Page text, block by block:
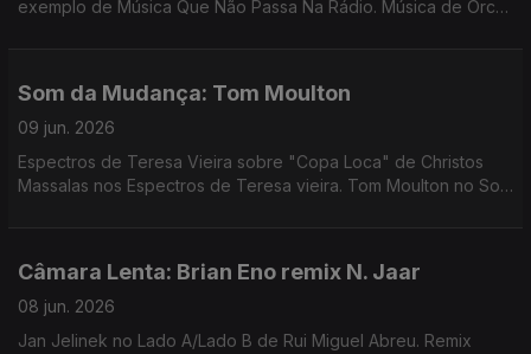
exemplo de Música Que Não Passa Na Rádio. Música de Orca,
Som da Mudança: Tom Moulton
09 jun. 2026
Espectros de Teresa Vieira sobre "Copa Loca" de Christos
Massalas nos Espectros de Teresa vieira. Tom Moulton no Som
Câmara Lenta: Brian Eno remix N. Jaar
08 jun. 2026
Jan Jelinek no Lado A/Lado B de Rui Miguel Abreu. Remix